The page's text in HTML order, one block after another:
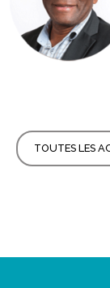
TOUTES LES